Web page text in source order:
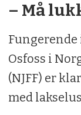
– Må
Osfoss i
(NJFF) er
med